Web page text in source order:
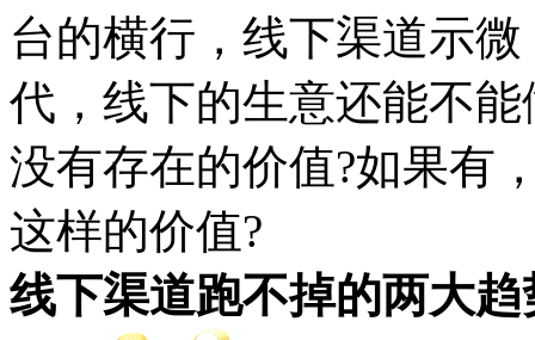
台的横行，线下渠道示
代，线下的生意还能不
没有存在的价值?如果有
这样的价值?
线下渠道跑不掉的两大趋